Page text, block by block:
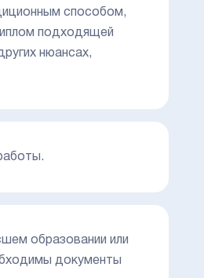
способом,
подходящей
нюансах,
образовании или
документы